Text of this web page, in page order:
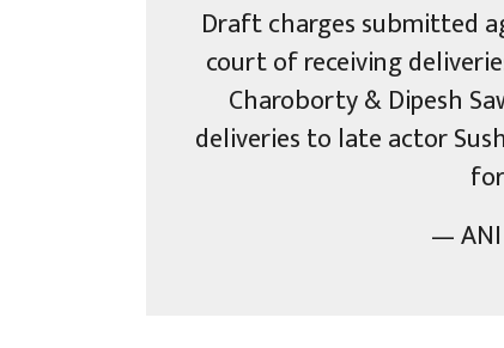
Draft charges submitted
court of receiving
Charoborty & Dipesh
deliveries to late actor
—